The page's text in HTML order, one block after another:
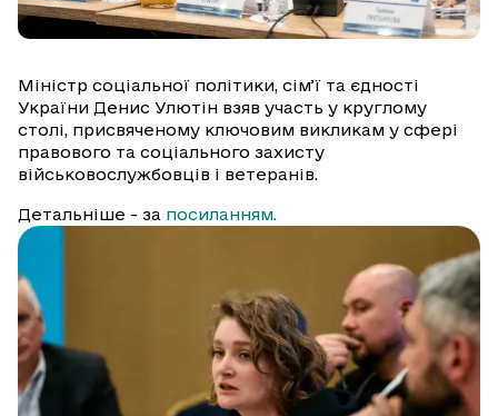
Міністр соціальної політики, сімʼї та єдності
України Денис Улютін взяв участь у круглому
столі, присвяченому ключовим викликам у сфері
правового та соціального захисту
військовослужбовців і ветеранів.
Детальніше - за посиланням.